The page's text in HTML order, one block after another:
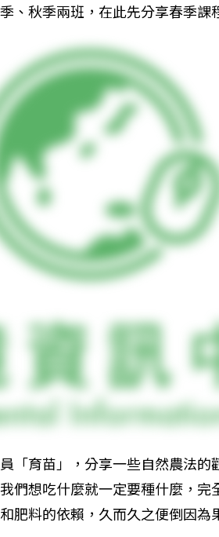
、秋季兩班，在此先分享春季課
「育苗」，分享一些自然農法的
們想吃什麼就一定要種什麼，完
肥料的依賴，久而久之便倒因為